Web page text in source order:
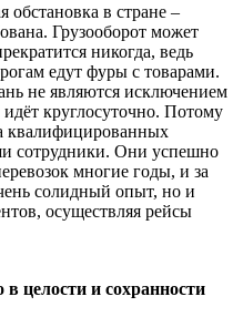
обстановка в стране –
Грузооборот может
никогда, ведь
едут фуры с товарами.
не являются исключением
круглосуточно. Потому
квалифицированных
сотрудники. Они успешно
многие годы, и за
солидный опыт, но и
осуществляя рейсы
целости и сохранности